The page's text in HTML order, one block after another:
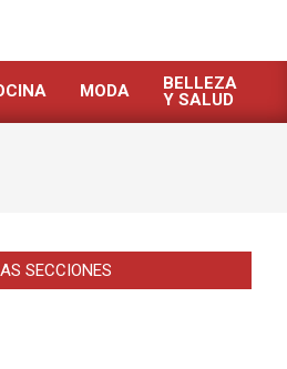
MODA
BELLEZA
Y SALUD
SECCIONES